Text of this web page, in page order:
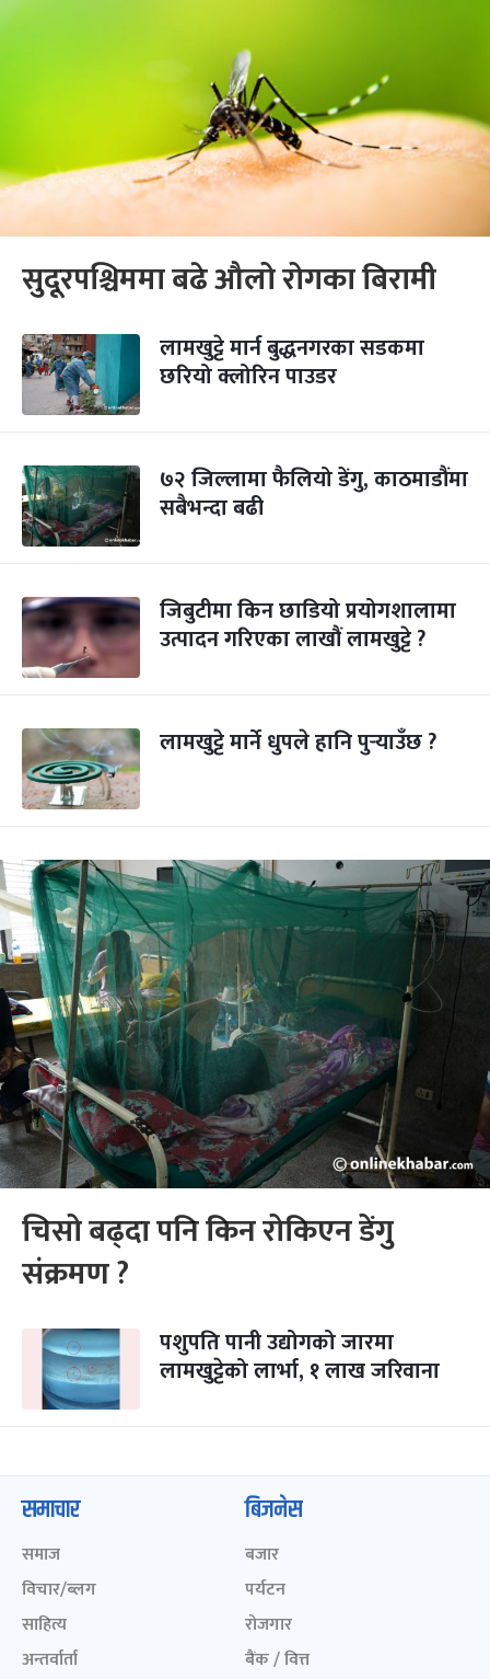
सुदूरपश्चिममा बढे औलो रोगका बिरामी
लामखुट्टे मार्न बुद्धनगरका सडकमा
छरियो क्लोरिन पाउडर
७२ जिल्लामा फैलियो डेंगु, काठमाडौंमा
सबैभन्दा बढी
जिबुटीमा किन छाडियो प्रयोगशालामा
उत्पादन गरिएका लाखौं लामखुट्टे ?
लामखुट्टे मार्ने धुपले हानि पुर्‍याउँछ ?
चिसो बढ्दा पनि किन रोकिएन डेंगु
संक्रमण ?
पशुपति पानी उद्योगको जारमा
लामखुट्टेको लार्भा, १ लाख जरिवाना
समाचार
समाज
विचार/ब्लग
साहित्य
अन्तर्वार्ता
बिजनेस
बजार
पर्यटन
रोजगार
बैंक / वित्त